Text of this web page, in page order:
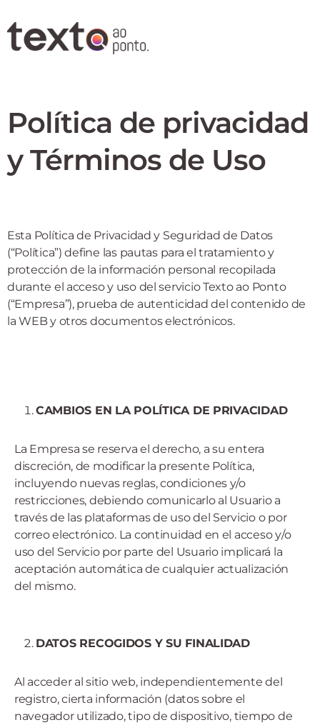
Política de privacidad
y Términos de Uso
Esta Política de Privacidad y Seguridad de Datos
(“Política”) define las pautas para el tratamiento y
protección de la información personal recopilada
durante el acceso y uso del servicio Texto ao Ponto
(“Empresa”), prueba de autenticidad del contenido de
la WEB y otros documentos electrónicos.
CAMBIOS EN LA POLÍTICA DE PRIVACIDAD
La Empresa se reserva el derecho, a su entera
discreción, de modificar la presente Política,
incluyendo nuevas reglas, condiciones y/o
restricciones, debiendo comunicarlo al Usuario a
través de las plataformas de uso del Servicio o por
correo electrónico. La continuidad en el acceso y/o
uso del Servicio por parte del Usuario implicará la
aceptación automática de cualquier actualización
del mismo.
DATOS RECOGIDOS Y SU FINALIDAD
Al acceder al sitio web, independientemente del
registro, cierta información (datos sobre el
navegador utilizado, tipo de dispositivo, tiempo de